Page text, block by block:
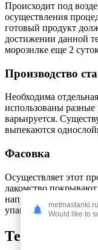
Происходит под
осуществления
готовый продукт
достижении данной
морозилке еще 2
Производство
Необходима
использованы
варьируется.
выпекаются
Фасовка
Осуществляет этот
лакомство
например, орехами.
упаковывается и
Техническое
metmastanki.ru
Would like to